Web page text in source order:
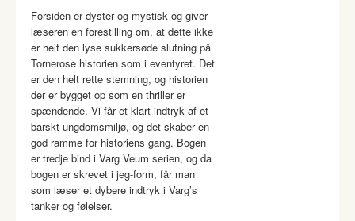
Forsiden er dyster og mystisk og giver
læseren en forestilling om, at dette ikke
er helt den lyse sukkersøde slutning på
Tornerose historien som i eventyret. Det
er den helt rette stemning, og historien
der er bygget op som en thriller er
spændende. Vi får et klart indtryk af et
barskt ungdomsmiljø, og det skaber en
god ramme for historiens gang. Bogen
er tredje bind i Varg Veum serien, og da
bogen er skrevet i jeg-form, får man
som læser et dybere indtryk i Varg’s
tanker og følelser.